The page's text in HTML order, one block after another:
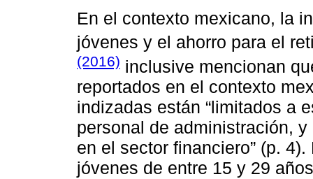
En el contexto mexicano, la
jóvenes y el ahorro para el
(2016) inclusive mencionan
reportados en el contexto
indizadas están “limitados a
personal de administración,
en el sector financiero” (p.
jóvenes de entre 15 y 29